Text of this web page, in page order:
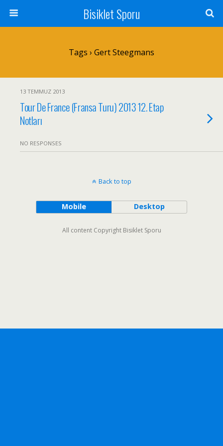
Bisiklet Sporu
Tags › Gert Steegmans
13 TEMMUZ 2013
Tour De France (Fransa Turu) 2013 12. Etap
Notları
NO RESPONSES
Back to top
Mobile Desktop
All content Copyright Bisiklet Sporu